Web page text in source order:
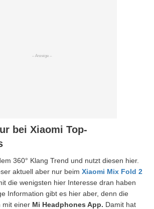
bei Xiaomi Top-
360° Klang Trend und nutzt diesen hier.
aktuell aber nur beim Xiaomi Mix Fold 2
die wenigsten hier Interesse dran haben
Information gibt es hier aber, denn die
mit einer Mi Headphones App. Damit hat